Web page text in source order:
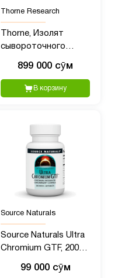
Thorne Research
Thorne, Изолят
сывороточного
899 000 сӯм
В корзину
Source Naturals
Source Naturals Ultra
Chromium GTF, 200
99 000 сӯм